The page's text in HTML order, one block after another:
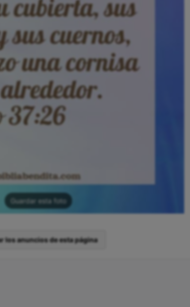
Guardar esta foto
los anuncios de esta página